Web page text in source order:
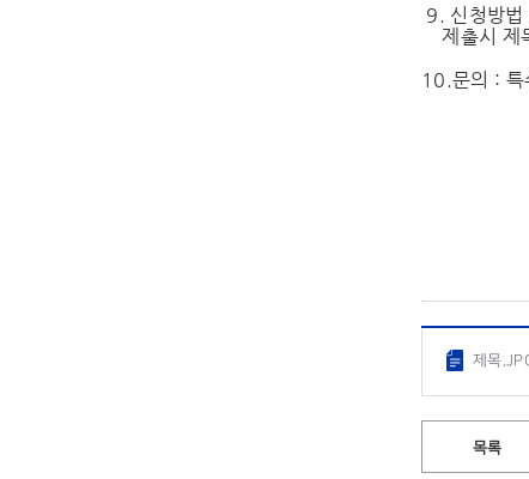
9. 신청방법
제출시 제
10.문의 :
특
제목
목록